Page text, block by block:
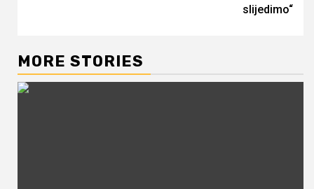
slijedimo“
MORE STORIES